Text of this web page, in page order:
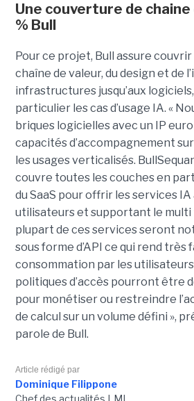
Une couverture de
% Bull
Pour ce projet, Bull assure couvrir
chaîne de valeur, du design et de
infrastructures jusqu’aux
particulier les cas d’usage IA. «
briques logicielles avec un IP
capacités d’accompagnement
les usages verticalisés.
couvre toutes les couches en
du SaaS pour offrir les services
utilisateurs et supportant le multi
plupart de ces services seront
sous forme d’API ce qui rend très
consommation par les
politiques d’accès pourront être
pour monétiser ou restreindre
de calcul sur un volume défini »,
parole de Bull.
Article rédigé par
Dominique Filippone